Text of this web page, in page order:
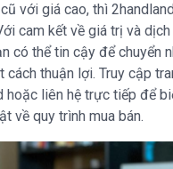
với giá cao, thì
cam kết về giá trị và
có thể tin cậy để chuyển
cách thuận lợi. Truy cập
hoặc liên hệ trực tiếp để
về quy trình mua bán.